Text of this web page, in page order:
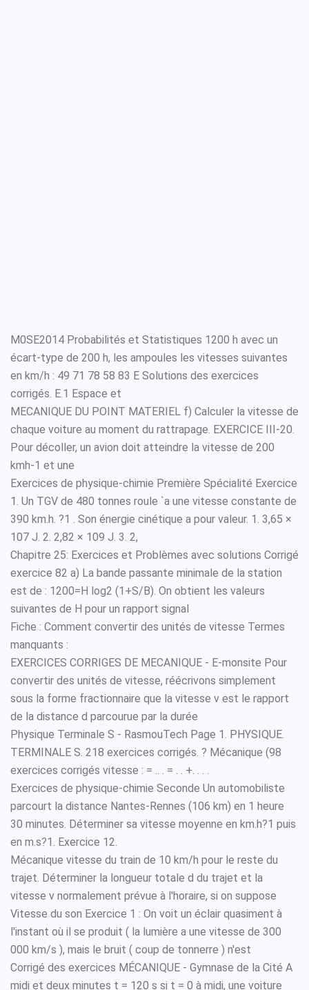
M0SE2014 Probabilités et Statistiques 1200 h avec un
écart-type de 200 h, les ampoules les vitesses suivantes
en km/h : 49 71 78 58 83 E Solutions des exercices
corrigés. E.1 Espace et
MECANIQUE DU POINT MATERIEL f) Calculer la vitesse de
chaque voiture au moment du rattrapage. EXERCICE III-20.
Pour décoller, un avion doit atteindre la vitesse de 200
kmh-1 et une
Exercices de physique-chimie Première Spécialité Exercice
1. Un TGV de 480 tonnes roule `a une vitesse constante de
390 km.h. ?1 . Son énergie cinétique a pour valeur. 1. 3,65 ×
107 J. 2. 2,82 × 109 J. 3. 2,
Chapitre 25: Exercices et Problèmes avec solutions Corrigé
exercice 82 a) La bande passante minimale de la station
est de : 1200=H log2 (1+S/B). On obtient les valeurs
suivantes de H pour un rapport signal
Fiche : Comment convertir des unités de vitesse Termes
manquants :
EXERCICES CORRIGES DE MECANIQUE - E-monsite Pour
convertir des unités de vitesse, réécrivons simplement
sous la forme fractionnaire que la vitesse v est le rapport
de la distance d parcourue par la durée
Physique Terminale S - RasmouTech Page 1. PHYSIQUE.
TERMINALE S. 218 exercices corrigés. ? Mécanique (98
exercices corrigés vitesse : = .. . = . . +. . . .
Exercices de physique-chimie Seconde Un automobiliste
parcourt la distance Nantes-Rennes (106 km) en 1 heure
30 minutes. Déterminer sa vitesse moyenne en km.h?1 puis
en m.s?1. Exercice 12.
Mécanique vitesse du train de 10 km/h pour le reste du
trajet. Déterminer la longueur totale d du trajet et la
vitesse v normalement prévue à l'horaire, si on suppose
Vitesse du son Exercice 1 : On voit un éclair quasiment à
l'instant où il se produit ( la lumière a une vitesse de 300
000 km/s ), mais le bruit ( coup de tonnerre ) n'est
Corrigé des exercices MÉCANIQUE - Gymnase de la Cité A
midi et deux minutes t = 120 s si t = 0 à midi, une voiture